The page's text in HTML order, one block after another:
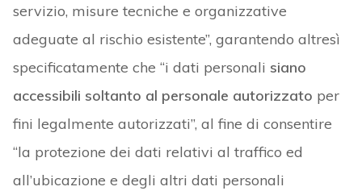
servizio, misure tecniche e organizzative
adeguate al rischio esistente”, garantendo altresì
specificatamente che “i dati personali siano
accessibili soltanto al personale autorizzato per
fini legalmente autorizzati”, al fine di consentire
“la protezione dei dati relativi al traffico ed
all’ubicazione e degli altri dati personali